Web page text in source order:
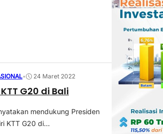
• 24 Maret 2022
G20 di Bali
mendukung Presiden
KTT G20 di...